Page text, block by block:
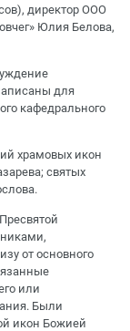
директор ООО
Юлия Белова,
для
кафедрального
храмовых икон
святых
от основного
или
Были
икон Божией